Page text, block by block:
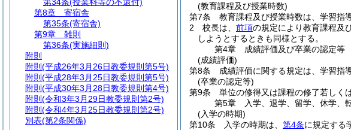
(教育課程及び授業時数)
第7条
教育課程及び授業時数は、学習指
2
校長は、 前項の規定により教育課程及
しようとするときも同様とする。
第4章
成績評価及び卒業の認定等
(成績評価)
第8条
成績評価に関する規定は、学習指
(卒業の認定等)
第9条
単位の修得又は課程の修了若しく
第5章
入学、退学、留学、休学、
(入学の時期)
第10条
入学の時期は、 第4条に規定する
第8章
寄宿舎
第35条(寄宿舎)
第9章
雑則
第36条(実施細則)
附則
附則 (平成26年3月26日教委規則第5号)
附則 (平成28年3月25日教委規則第5号)
附則 (平成30年3月28日教委規則第4号)
附則 (令和3年3月29日教委規則第2号)
附則 (令和4年3月25日教委規則第2号)
別表(第2条関係)